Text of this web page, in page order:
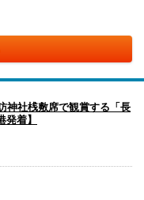
神社桟敷席で観賞する「長
着】